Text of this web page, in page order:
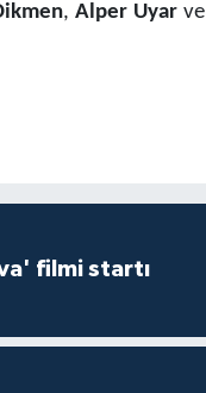
, Alper Uyarve
filmi startı